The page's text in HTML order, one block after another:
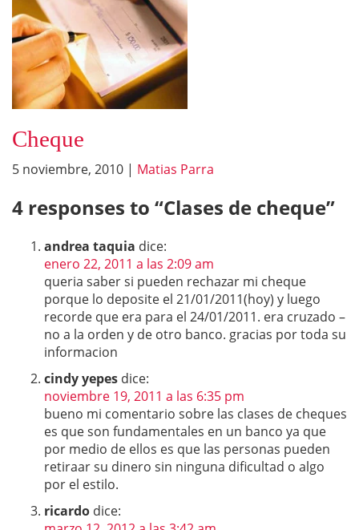
Cheque
5 noviembre, 2010 | Matias Parra
4 responses to “Clases de cheque”
andrea taquia dice:
enero 22, 2011 a las 2:09 am
queria saber si pueden rechazar mi cheque
porque lo deposite el 21/01/2011(hoy) y luego
recorde que era para el 24/01/2011. era cruzado –
no a la orden y de otro banco. gracias por toda su
informacion
cindy yepes dice:
noviembre 19, 2011 a las 6:35 pm
bueno mi comentario sobre las clases de cheques
es que son fundamentales en un banco ya que
por medio de ellos es que las personas pueden
retiraar su dinero sin ninguna dificultad o algo
por el estilo.
ricardo dice: